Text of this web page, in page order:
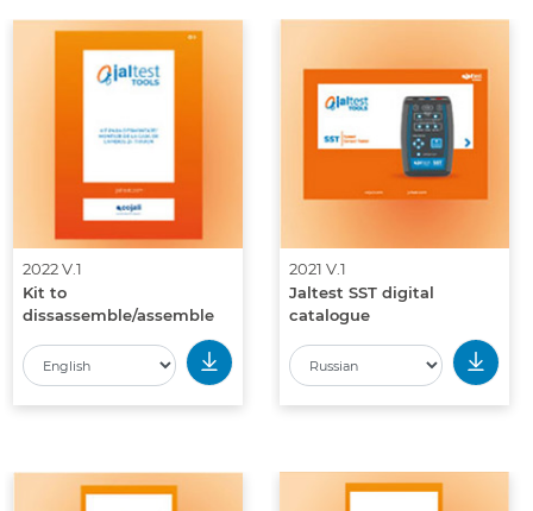
2022 V.1
Kit to
dissassemble/assemble
the ZF TraXon gearbox
2021 V.1
Jaltest SST digital
catalogue